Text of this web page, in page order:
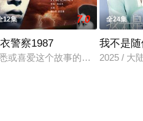
椅上不見龍顏，文武百官只能
12集 7.0
警察1987
或喜爱这个故事的观众，绝不会
全24集
我不是
2025 / 大